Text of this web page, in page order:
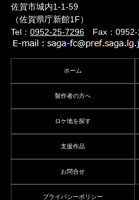
佐賀市城内1-1-59
（佐賀県庁新館1F）
Tel： 0952-25-7296Fax：0952-
ホーム
製作者の方へ
ロケ地を探す
支援作品
お問合せ
プライバシーポリシー